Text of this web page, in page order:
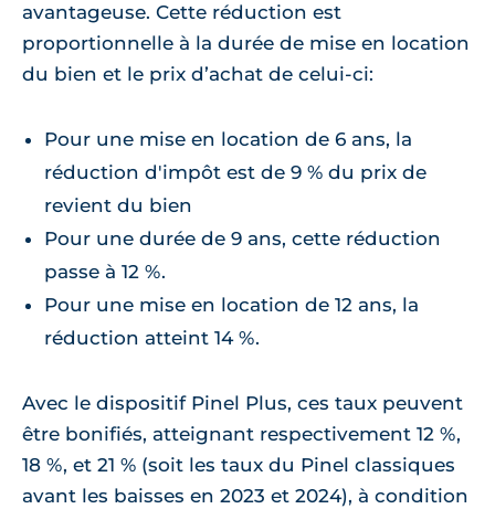
avantageuse. Cette réduction est
proportionnelle à la durée de mise en location
du bien et le prix d’achat de celui-ci:
Pour une mise en location de 6 ans, la
réduction d'impôt est de 9 % du prix de
revient du bien
Pour une durée de 9 ans, cette réduction
passe à 12 %.
Pour une mise en location de 12 ans, la
réduction atteint 14 %.
Avec le dispositif Pinel Plus, ces taux peuvent
être bonifiés, atteignant respectivement 12 %,
18 %, et 21 % (soit les taux du Pinel classiques
avant les baisses en 2023 et 2024), à condition